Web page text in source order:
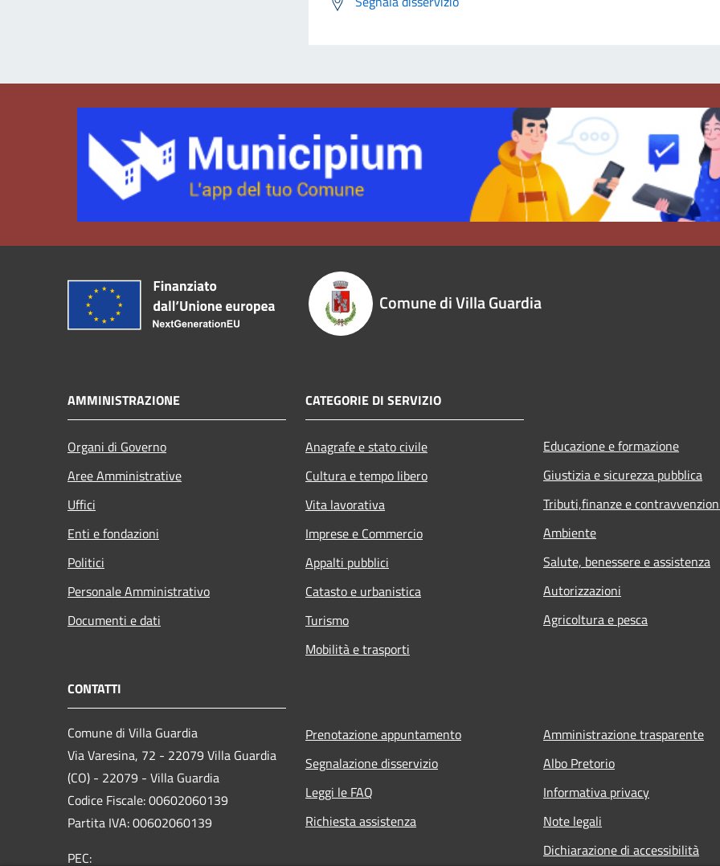
Comune di Villa Guardia
AMMINISTRAZIONE
Organi di Governo
Aree Amministrative
Uffici
Enti e fondazioni
Politici
Personale Amministrativo
Documenti e dati
CATEGORIE DI SERVIZIO
Anagrafe e stato civile
Cultura e tempo libero
Vita lavorativa
Imprese e Commercio
Appalti pubblici
Catasto e urbanistica
Turismo
Mobilità e trasporti
Educazione e formazione
Giustizia e sicurezza pubblica
Tributi,finanze e
Ambiente
Salute, benessere e assistenza
Autorizzazioni
Agricoltura e pesca
CONTATTI
Comune di Villa Guardia
Via Varesina, 72 - 22079 Villa Guardia
(CO) - 22079 - Villa Guardia
Codice Fiscale: 00602060139
Partita IVA: 00602060139
PEC:
Prenotazione appuntamento
Segnalazione disservizio
Leggi le FAQ
Richiesta assistenza
Amministrazione trasparente
Albo Pretorio
Informativa privacy
Note legali
Dichiarazione di accessibilità